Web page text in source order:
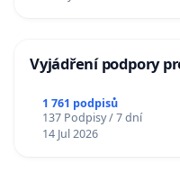
Vyjádření podpory
1 761 podpisů
137 Podpisy / 7 dní
14 Jul 2026